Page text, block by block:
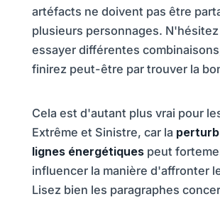
artéfacts ne doivent pas être
plusieurs personnages. N'hésitez
essayer différentes
finirez peut-être par trouver la
Cela est d'autant plus vrai pour
Extrême et Sinistre, car la
lignes énergétiquespeut
influencer la manière d'affronter
Lisez bien les paragraphes